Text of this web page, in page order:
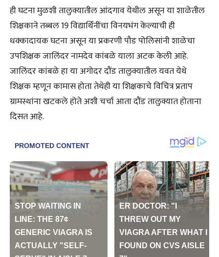
ही घटना मुळशी तालुक्यातील आंदगाव येथील असून या शाळेतील
शिक्षकाने तब्बल 19 विद्यार्थिनींचा विनयभंग केल्याची ही
धक्कादायक घटना असून या प्रकरणी पौड पोलिसांनी शाळेचा
उपशिक्षक जालिंदर नामदेव कांबळे याला अटक केली आहे.
जालिंदर कांबळे हा या अगोदर दौंड तालुक्यातील यवत येथे
शिक्षक म्हणून कामास होता तेथेही या शिक्षकाचे विचित्र प्रताप
ग्रामस्थांना खटकले होते अशी चर्चा आता दौंड तालुक्यात होताना
दिसत आहे.